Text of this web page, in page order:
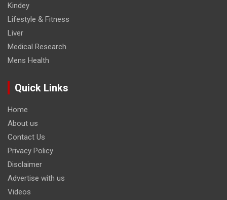
Kindey
Lifestyle & Fitness
Liver
Medical Research
Mens Health
Quick Links
Home
About us
Contact Us
Privacy Policy
Disclaimer
Advertise with us
Videos